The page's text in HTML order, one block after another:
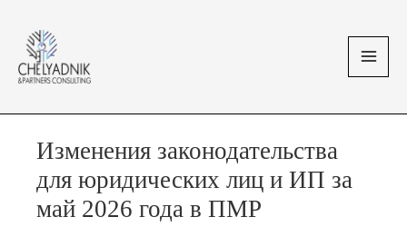
содержимому
Изменения законодательства
для юридических лиц и ИП за
май 2026 года в ПМР